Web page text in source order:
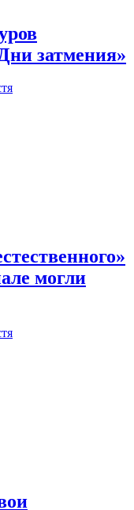
затмения»
могли